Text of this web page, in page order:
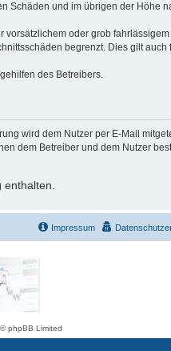
und im übrigen der Höhe
oder grob
begrenzt. Dies gilt
des Betreibers.
wird dem Nutzer per E-Mail
dem Betreiber und dem Nutzer
enthalten.
Impressum
phpBB Limited